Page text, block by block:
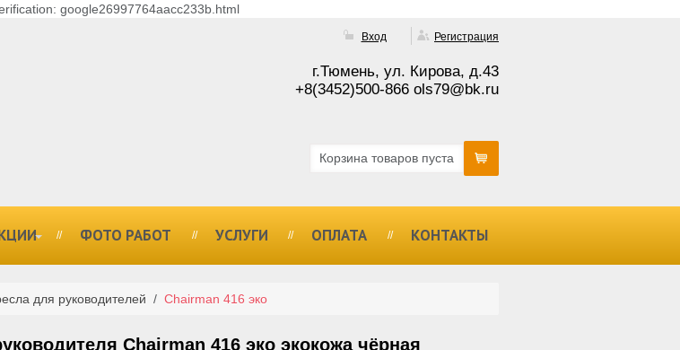
google26997764aacc233b.html
г.Тюмень, ул. Кирова, д.43
+8(3452)500-866 ols79@bk.ru
Вход Регистрация
Корзина товаров пуста
ФОТО РАБОТ УСЛУГИ ОПЛАТА КОНТАКТЫ
для руководителей / Chairman 416 эко
Chairman 416 эко экокожа чёрная